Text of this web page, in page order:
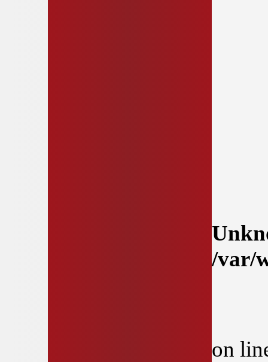
/var/
on